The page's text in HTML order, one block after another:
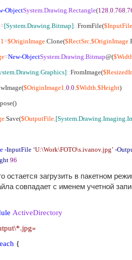
ObjectSystem.Drawing.Rectangle(128,0,768,
=[System.Drawing.Bitmap]::FromFile($InputFile
=$OriginImage.Clone($RectSrc,$OriginImage.
=New-ObjectSystem.Drawing.Bitmap@(
::FromImage(
$OriginImage1,0,0,$Width,$Height)
.Save($OutputFile,
-InputFile ‘U:\Work\FOTO\s.ivanov.jpg’ -
96
остается загрузить в пакетном
совпадает с именем учетной
ActiveDirectory
{